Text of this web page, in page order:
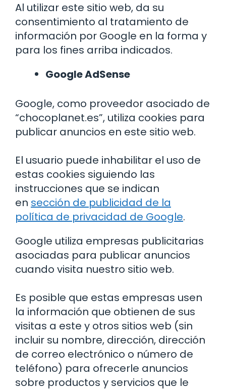
Al utilizar este sitio web, da su
consentimiento al tratamiento de
información por Google en la forma y
para los fines arriba indicados.
Google AdSense
Google, como proveedor asociado de
“chocoplanet.es”, utiliza cookies para
publicar anuncios en este sitio web.
El usuario puede inhabilitar el uso de
estas cookies siguiendo las
instrucciones que se indican
en sección de publicidad de la
política de privacidad de Google.
Google utiliza empresas publicitarias
asociadas para publicar anuncios
cuando visita nuestro sitio web.
Es posible que estas empresas usen
la información que obtienen de sus
visitas a este y otros sitios web (sin
incluir su nombre, dirección, dirección
de correo electrónico o número de
teléfono) para ofrecerle anuncios
sobre productos y servicios que le